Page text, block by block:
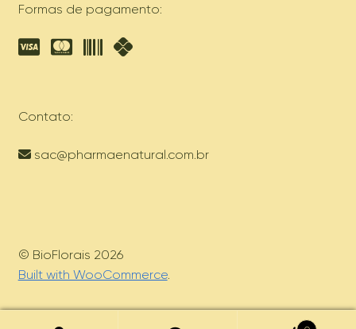
Formas de pagamento:
Contato:
sac@pharmaenatural.com.br
© BioFlorais 2026
Built with WooCommerce.